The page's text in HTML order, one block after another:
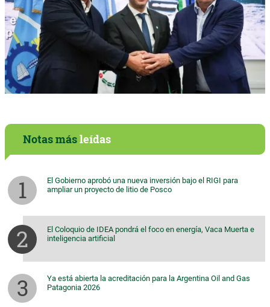
Notas másleídas
El Gobierno aprobó una nueva inversión bajo el RIGI para
ampliar un proyecto de litio de Posco
El Coloquio de IDEA pondrá el foco en energía, Vaca Muerta e
inteligencia artificial
Ya está abierta la acreditación para la Argentina Oil and Gas
Patagonia 2026